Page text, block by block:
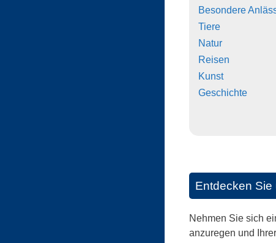
Besondere
Tiere
Natur
Reisen
Kunst
Geschichte
Entdecken Sie
Nehmen Sie sich
anzuregen und